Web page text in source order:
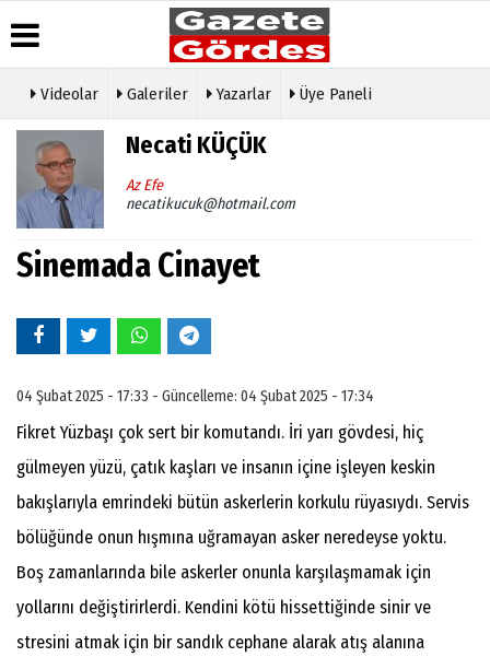
Üye Paneli
Haber
Arşivi
Gazete
Arşivi
Günün
Haberleri
Hava
Durumu
Manşetleri
Biyografiler
Galeri
Videolar Galeriler Yazarlar Üye Paneli
Necati KÜÇÜK
Az Efe
necatikucuk@hotmail.com
Sinemada Cinayet
04 Şubat 2025 - 17:33 - Güncelleme: 04 Şubat 2025 - 17:34
Fikret Yüzbaşı çok sert bir komutandı. İri yarı gövdesi, hiç
gülmeyen yüzü, çatık kaşları ve insanın içine işleyen keskin
bakışlarıyla emrindeki bütün askerlerin korkulu rüyasıydı. Servis
bölüğünde onun hışmına uğramayan asker neredeyse yoktu.
Boş zamanlarında bile askerler onunla karşılaşmamak için
yollarını değiştirirlerdi. Kendini kötü hissettiğinde sinir ve
stresini atmak için bir sandık cephane alarak atış alanına